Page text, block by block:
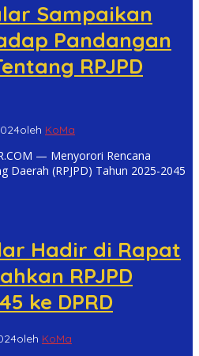
Sampaikan
Pandangan
RPJPD
oleh KoMa
— Menyorori Rencana
Daerah (RPJPD) Tahun 2025-2045
Hadir di Rapat
RPJPD
ke DPRD
oleh KoMa